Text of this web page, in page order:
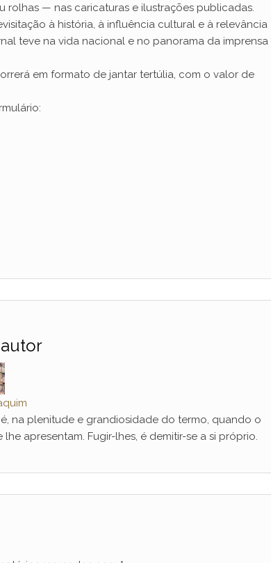
— nas caricaturas e ilustrações publicadas.
à história, à influência cultural e à relevância
teve na vida nacional e no panorama da imprensa
em formato de jantar tertúlia, com o valor de
é, na plenitude e grandiosidade do termo, quando o
apresentam. Fugir-lhes, é demitir-se a si próprio.